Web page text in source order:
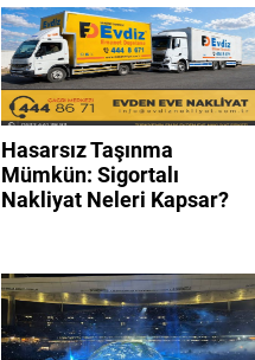
Hasarsız Taşınma
Mümkün: Sigortalı
Nakliyat Neleri Kapsar?